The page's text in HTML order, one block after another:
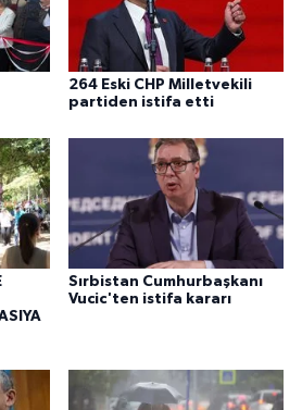
264 Eski CHP Milletvekili
partiden istifa etti
Sırbistan Cumhurbaşkanı
Vucic'ten istifa kararı